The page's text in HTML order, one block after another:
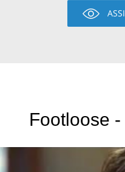
Footloose